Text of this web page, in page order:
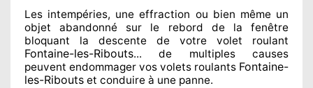
Les intempéries, une effraction ou bien même un
objet abandonné sur le rebord de la fenêtre
bloquant la descente de votre volet roulant
Fontaine-les-Ribouts... de multiplescauses
peuvent endommager vos volets roulants Fontaine-
les-Ribouts et conduire à une panne.